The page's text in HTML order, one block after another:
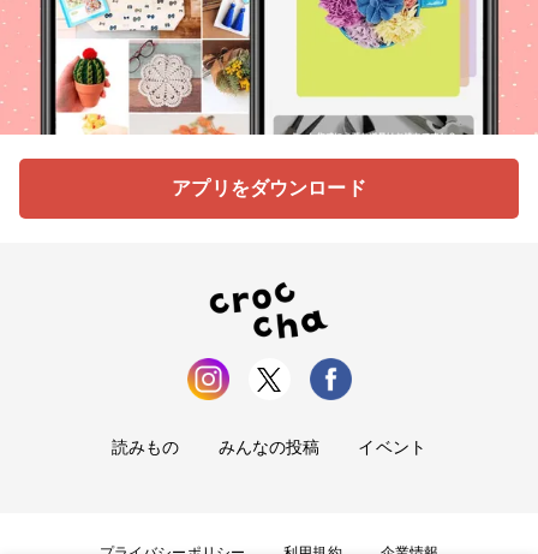
アプリをダウンロード
読みもの みんなの投稿 イベント